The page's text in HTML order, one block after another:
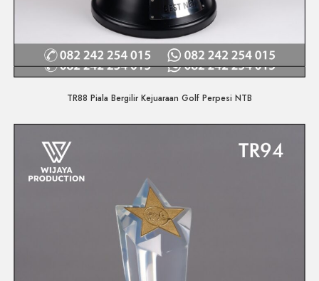
Quick View
TR88 Piala Bergilir Kejuaraan Golf Perpesi NTB